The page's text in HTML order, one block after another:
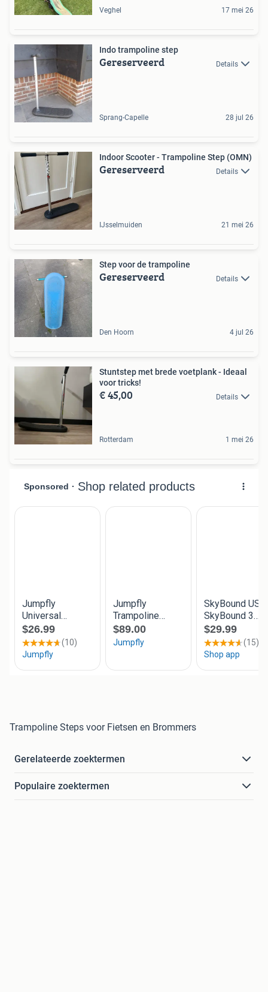
Veghel 17 mei 26
Indo trampoline step
Gereserveerd Details
Sprang-Capelle 28 jul 26
Indoor Scooter - Trampoline Step (OMN)
Gereserveerd Details
IJsselmuiden 21 mei 26
Step voor de trampoline
Gereserveerd Details
Den Hoorn 4 jul 26
Stuntstep met brede voetplank - Ideaal
voor tricks!
€ 45,00 Details
Rotterdam 1 mei 26
Trampoline Steps voor Fietsen en Brommers
Gerelateerde zoektermen
Populaire zoektermen